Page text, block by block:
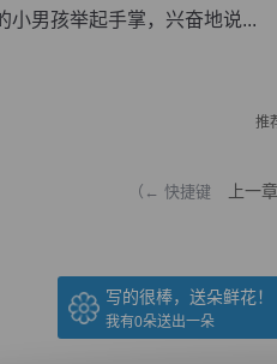
男孩举起手掌，兴奋地说...
推
（← 快捷键 上一章
写的很棒，送朵鲜花！
我有0朵送出一朵